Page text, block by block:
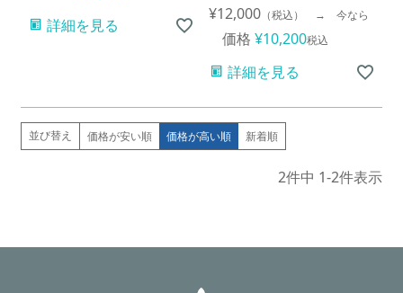
詳細を見る
¥12,000 （税込） → 今なら
価格 ¥10,200税込
詳細を見る
並び替え 価格が安い順 価格が高い順 新着順
2件中 1-2件表示